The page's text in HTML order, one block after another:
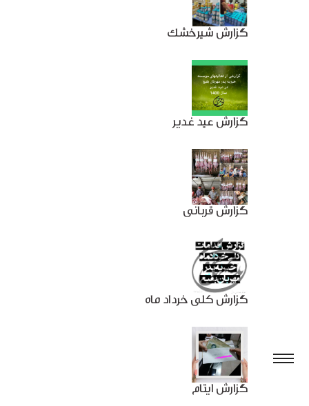
گزارش شیرخشک
گزارش عید غدیر
گزارش قربانی
گزارش کلی خرداد ماه
گزارش ایتام